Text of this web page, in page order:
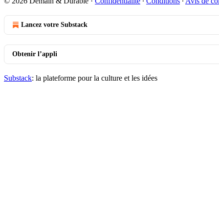
Lancez votre Substack
Obtenir l’appli
Substack: la plateforme pour la culture et les idées